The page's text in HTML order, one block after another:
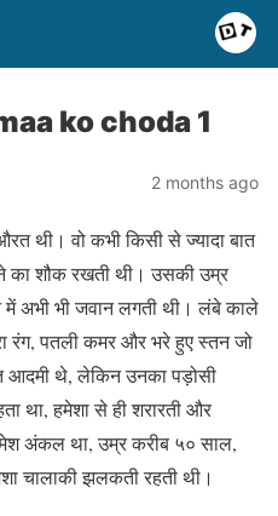
ko choda 1
2 months ago
थी। वो कभी किसी से ज्यादा बात
का शौक रखती थी। उसकी उम्र
अभी भी जवान लगती थी। लंबे काले
रंग, पतली कमर और भरे हुए स्तन जो
आदमी थे, लेकिन उनका पड़ोसी
था, हमेशा से ही शरारती और
अंकल था, उम्र करीब ५० साल,
चालाकी झलकती रहती थी।